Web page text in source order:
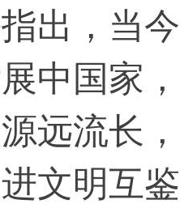
，当今
中国家
远流长
文明互